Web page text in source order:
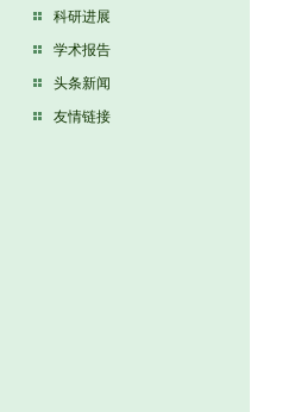
科研进展
学术报告
头条新闻
友情链接